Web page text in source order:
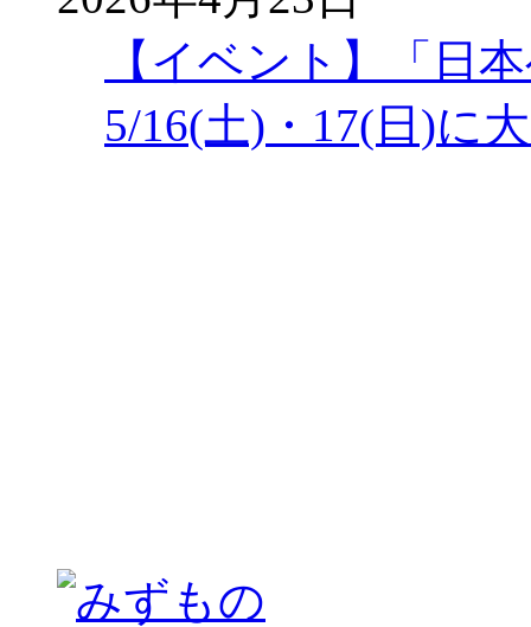
【イベント】「日
5/16(土)・17(日)に